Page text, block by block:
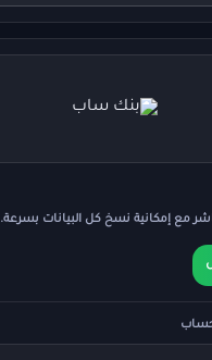
مع إمكانية نسخ كل البيانات بسرعة.